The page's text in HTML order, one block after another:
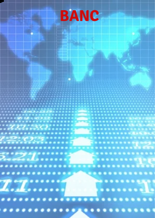
BANC
BANC DE SABADELL
Local 301
Tel. 93 699 31 31